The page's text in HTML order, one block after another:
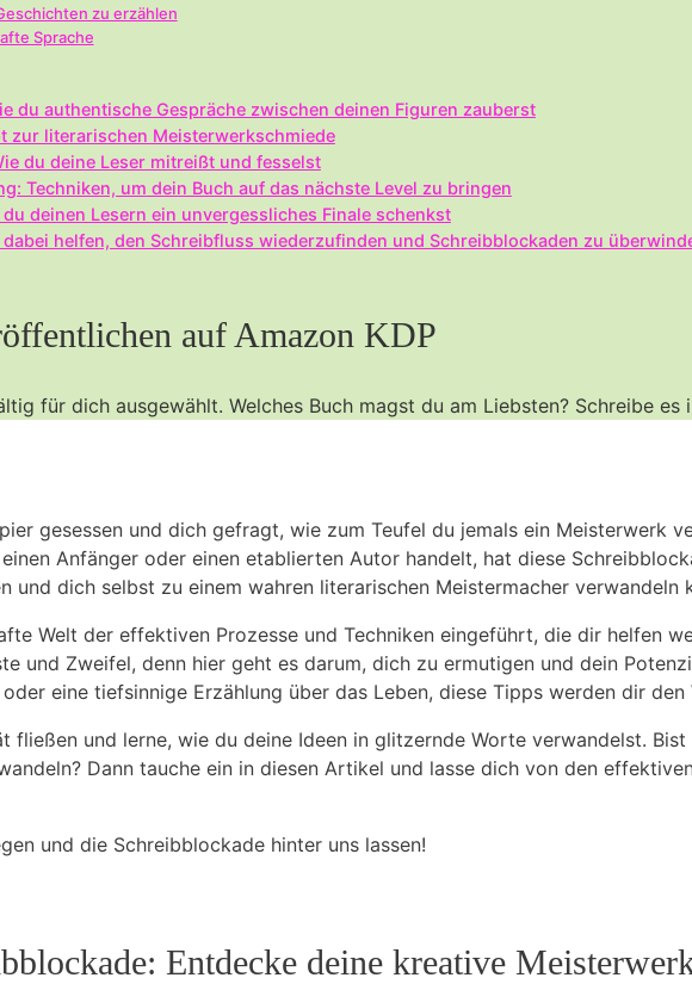
zu erzählen
Sprache
du authentische ⁢Gespräche zwischen deinen Figuren‍ zauberst
​zur‍ literarischen Meisterwerkschmiede
du deine Leser mitreißt und fesselst
Techniken, um dein ‍Buch auf das ‌nächste⁢ Level​ zu‍ bringen
deinen Lesern ein unvergessliches ⁤Finale schenkst
dabei helfen, den Schreibfluss wiederzufinden und Schreibblockaden zu
auf Amazon‍ KDP
für⁣ dich ausgewählt. Welches ‌Buch magst du am Liebsten? Schreibe es
gesessen und dich gefragt, wie zum Teufel du jemals ein ⁣Meisterwerk
‍Anfänger oder einen etablierten Autor handelt,⁤ hat diese
und⁢ dich selbst zu einem wahren literarischen Meistermacher verwandeln
Welt der effektiven‍ Prozesse und Techniken eingeführt,​ die dir helfen
und Zweifel, denn hier geht es darum, dich zu ermutigen und dein
eine tiefsinnige Erzählung über das Leben, diese Tipps werden dir den​
fließen ‌und lerne, wie ​du deine Ideen in glitzernde ⁤Worte ⁢verwandelst.
⁢Dann tauche ein in diesen⁣ Artikel ⁤und lasse dich ​von ⁣den‍
und die Schreibblockade hinter uns lassen!
Entdecke deine ‍kreative‌